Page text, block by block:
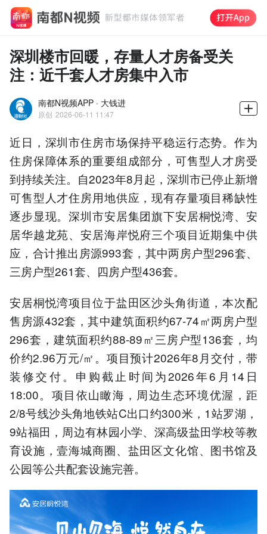
深圳楼市回暖，存量人才房备受关
注：近千套人才房集中入市
南都N视频APP · 大钱进
原创 2026-06-11 11:47
近日，深圳市住房市场保持平稳运行态势。作为
住房保障体系的重要组成部分，可售型人才房受
到持续关注。自2023年8月起，深圳市已停止新增
可售型人才住房用地供应，现有存量项目稀缺性
逐步显现。深圳市安居集团旗下安居桐悦湾、安
居华越龙苑、安居海岸悦府三个项目近期集中供
应，合计推出房源993套，其中两房户型296套、
三房户型261套、四房户型436套。
安居桐悦湾项目位于盐田区沙头角街道，本次配
售房源432套，其中建筑面积约67-74㎡两房户型
296套，建筑面积约88-89㎡三房户型136套，均
价约2.96万元/㎡。项目预计2026年8月交付，带
装修交付。申购截止时间为2026年6月14日
18:00。项目依山瞰海，周边生态环境优渥，距
2/8号线沙头角地铁站C出口约300米，1站罗湖，
9站福田，周边有林园小学、深高级盐田学校等教
育设施，壹海城商圈、盐田区文化馆、图书馆及
公园等公共配套设施完善。